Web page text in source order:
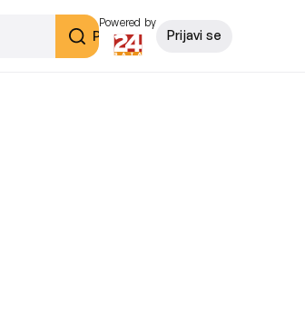
Pretraži
Powered by
Prijavi se